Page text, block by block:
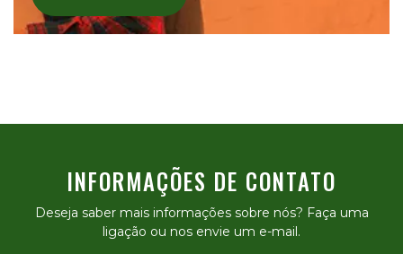
INFORMAÇÕES DE CONTATO
Deseja saber mais informações sobre nós? Faça uma
ligação ou nos envie um e-mail.